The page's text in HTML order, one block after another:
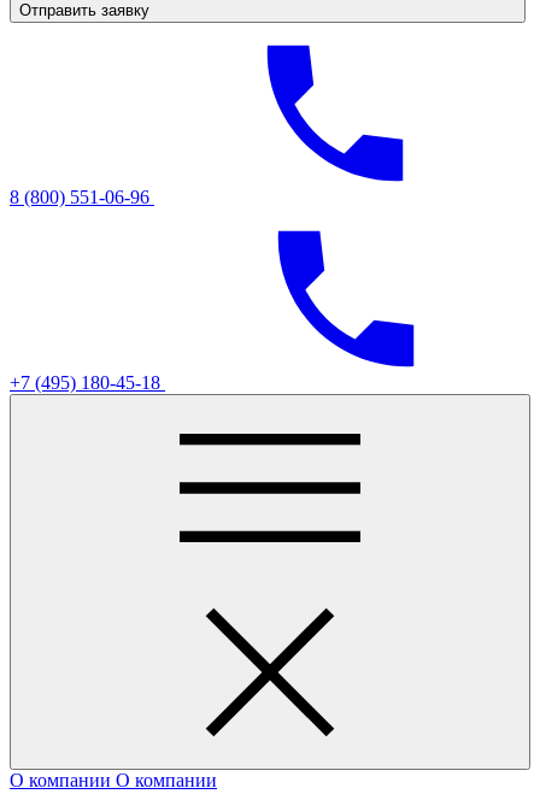
Отправить заявку
8 (800) 551-06-96
+7 (495) 180-45-18
О компании О компании